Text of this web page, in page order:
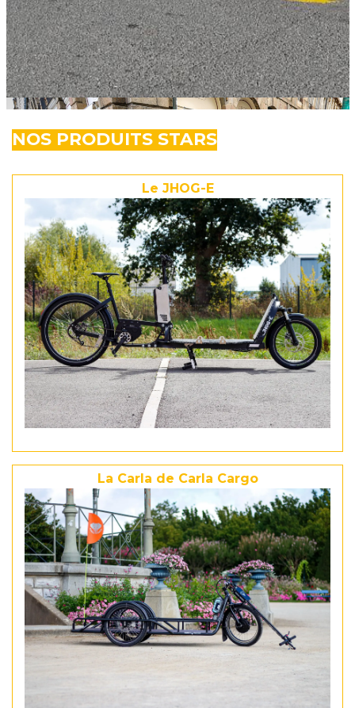
NOS PRODUITS STARS
Le JHOG-E
La Carla de Carla Cargo